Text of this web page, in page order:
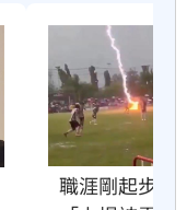
職涯剛起步　